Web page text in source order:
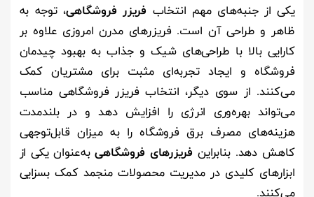
یکی از جنبه‌های مهم انتخاب فریزر فروشگاهی، توجه به
ظاهر و طراحی آن است. فریزرهای مدرن امروزی علاوه بر
کارایی بالا با طراحی‌های شیک و جذاب به بهبود چیدمان
فروشگاه و ایجاد تجربه‌ای مثبت برای مشتریان کمک
می‌کنند. از سوی دیگر، انتخاب فریزر فروشگاهی مناسب
می‌تواند بهره‌وری انرژی را افزایش دهد و در بلندمدت
هزینه‌های مصرف برق فروشگاه را به میزان قابل‌توجهی
کاهش دهد. بنابراین فریزرهای فروشگاهیبه‌عنوان یکی از
ابزارهای کلیدی در مدیریت محصولات منجمد کمک بسزایی